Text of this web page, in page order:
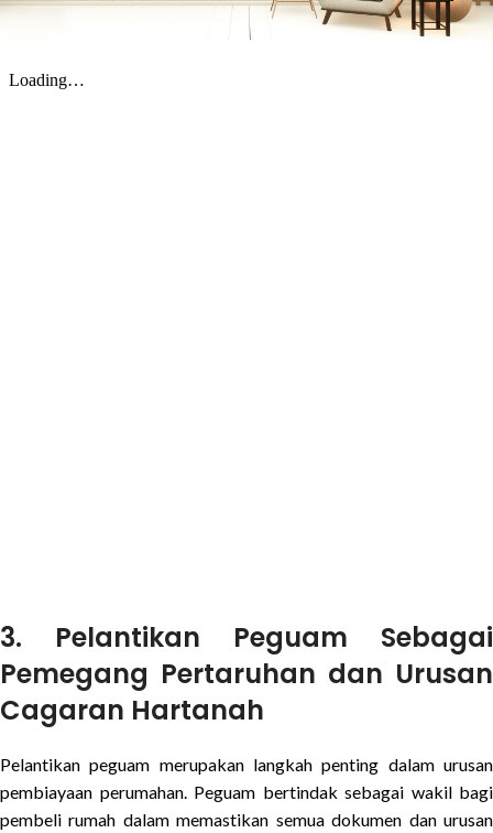
3. Pelantikan Peguam Sebagai
Pemegang Pertaruhan dan Urusan
Cagaran Hartanah
Pelantikan peguam merupakan langkah penting dalam urusan
pembiayaan perumahan. Peguam bertindak sebagai wakil bagi
pembeli rumah dalam memastikan semua dokumen dan urusan